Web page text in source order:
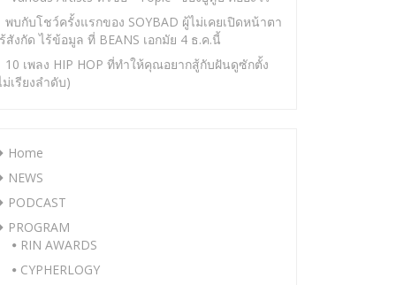
พบกับโชว์ครั้งแรกของ SOYBAD ผู้ไม่เคยเปิดหน้าตา
สังกัด ไร้ข้อมูล ที่ BEANS เอกมัย 4 ธ.ค.นี้
10 เพลง HIP HOP ที่ทำให้คุณอยากสู้กับฝันดูซักตั้ง
ม่เรียงลำดับ)
Home
NEWS
PODCAST
PROGRAM
RIN AWARDS
CYPHERLOGY